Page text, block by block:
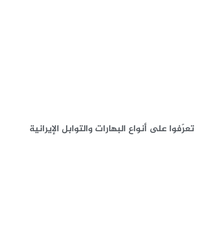
تعرّفوا على أنواع البهارات والتوابل الإيرانية